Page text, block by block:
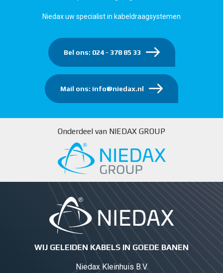
Niedax uw specialist in kabeldraagsystemen
Bel ons: 024 - 378 85 33
Mail ons: info@niedax.nl
Onderdeel van NIEDAX GROUP
WIJ GELEIDEN KABELS IN GOEDE BANEN
Niedax Kleinhuis B.V.